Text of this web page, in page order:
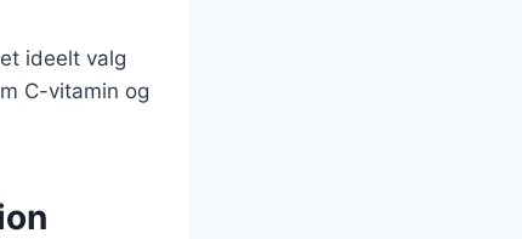
ideelt valg
C-vitamin og